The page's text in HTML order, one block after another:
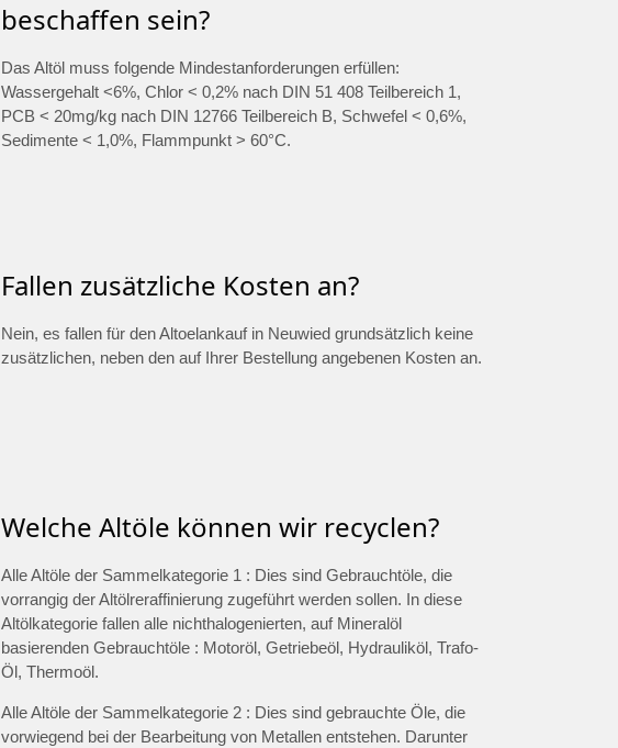
beschaffen sein?
Das Altöl muss folgende Mindestanforderungen erfüllen:
Wassergehalt <6%, Chlor < 0,2% nach DIN 51 408 Teilbereich 1,
PCB < 20mg/kg nach DIN 12766 Teilbereich B, Schwefel < 0,6%,
Sedimente < 1,0%, Flammpunkt > 60°C.
Fallen zusätzliche Kosten an?
Nein, es fallen für den Altoelankauf in Neuwied grundsätzlich keine
zusätzlichen, neben den auf Ihrer Bestellung angebenen Kosten an.
Welche Altöle können wir recyclen?
Alle Altöle der Sammelkategorie 1 : Dies sind Gebrauchtöle, die
vorrangig der Altölreraffinierung zugeführt werden sollen. In diese
Altölkategorie fallen alle nichthalogenierten, auf Mineralöl
basierenden Gebrauchtöle : Motoröl, Getriebeöl, Hydrauliköl, Trafo-
Öl, Thermoöl.
Alle Altöle der Sammelkategorie 2 : Dies sind gebrauchte Öle, die
vorwiegend bei der Bearbeitung von Metallen entstehen. Darunter